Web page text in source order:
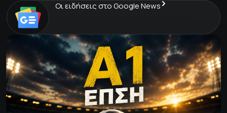
Οι ειδήσεις στο Google News